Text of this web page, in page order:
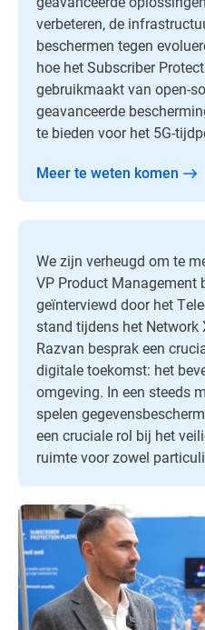
verbeteren, de
beschermen tegen
hoe het Subscriber
gebruikmaakt van open-
geavanceerde
te bieden voor het 5G-
Meer te weten komen
We zijn verheugd om te
VP Product Management
geïnterviewd door het
stand tijdens het Network
Razvan besprak een
digitale toekomst: het
omgeving. In een steeds
spelen
een cruciale rol bij het
ruimte voor zowel